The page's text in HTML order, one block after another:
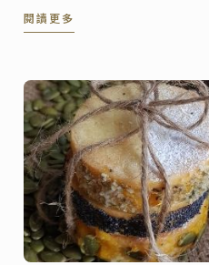
論搭配哪一種餐點都非常合適!
閱讀更多